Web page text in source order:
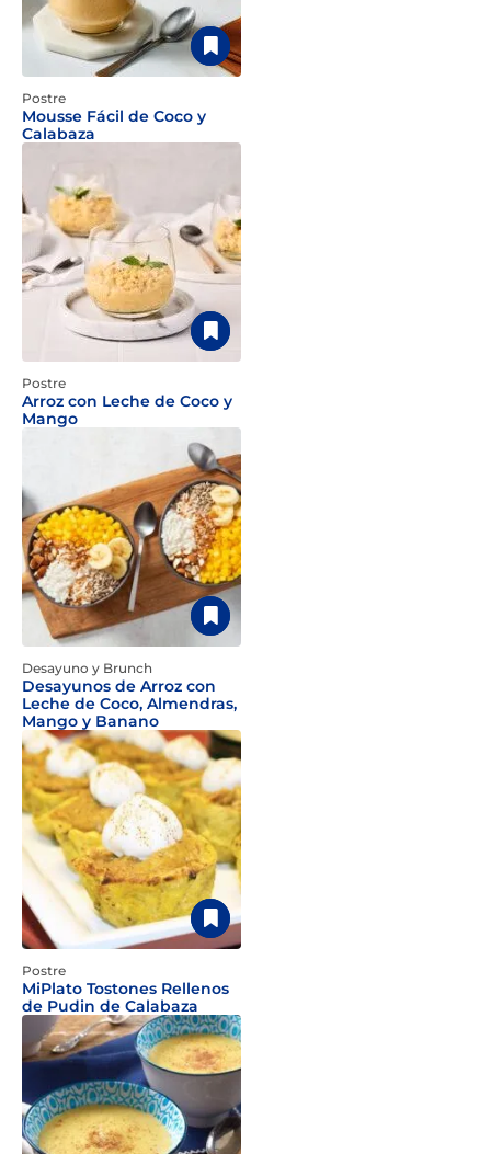
Postre
Mousse Fácil de Coco y
Calabaza
Postre
Arroz con Leche de Coco y
Mango
Desayuno y Brunch
Desayunos de Arroz con
Leche de Coco, Almendras,
Mango y Banano
Postre
MiPlato Tostones Rellenos
de Pudin de Calabaza